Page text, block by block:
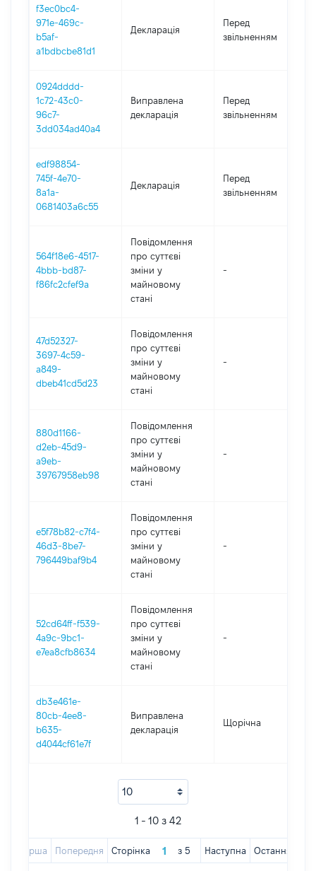
f3ec0bc4-
971e-469c-
b5af-
a1bdbcbe81d1
Декларація
Перед
звільненням
0924dddd-
1c72-43c0-
96c7-
3dd034ad40a4
Виправлена
декларація
Перед
звільненням
edf98854-
745f-4e70-
8a1a-
0681403a6c55
Декларація
Перед
звільненням
564f18e6-4517-
4bbb-bd87-
f86fc2cfef9a
Повідомлення
про суттєві
зміни y
майновому
стані
-
47d52327-
3697-4c59-
a849-
dbeb41cd5d23
Повідомлення
про суттєві
зміни y
майновому
стані
-
880d1166-
d2eb-45d9-
a9eb-
39767958eb98
Повідомлення
про суттєві
зміни y
майновому
стані
-
e5f78b82-c7f4-
46d3-8be7-
796449baf9b4
Повідомлення
про суттєві
зміни y
майновому
стані
-
52cd64ff-f539-
4a9c-9bc1-
e7ea8cfb8634
Повідомлення
про суттєві
зміни y
майновому
стані
-
db3e461e-
80cb-4ee8-
b635-
d4044cf61e7f
Виправлена
декларація
Щорічна
1 - 10 з 42
Перша Попередня Сторінка з 5 Наступна Остання